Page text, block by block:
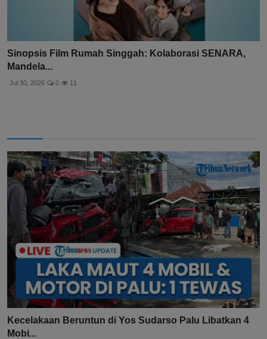
Sinopsis Film Rumah Singgah: Kolaborasi SENARA,
Mandela...
Jul 30, 2026 0 11
Kecelakaan Beruntun di Yos Sudarso Palu Libatkan 4
Mobi...